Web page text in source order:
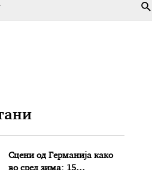
Сцени од Германија како
во сред зима: 15